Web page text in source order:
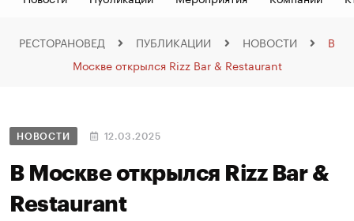
РЕСТОРАНОВЕД ПУБЛИКАЦИИ НОВОСТИ
В
Москве открылся Rizz Bar & Restaurant
НОВОСТИ 12.03.2025
В Москве открылся Rizz Bar &
Restaurant